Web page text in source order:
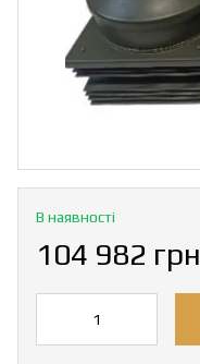
В наявності
104 982 грн